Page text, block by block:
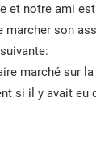
et notre ami
marcher son
marché sur la
si il y avait eu